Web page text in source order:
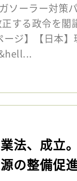
ソーラー対策
する政令を
ジ】【日本
法、成立
の整備促